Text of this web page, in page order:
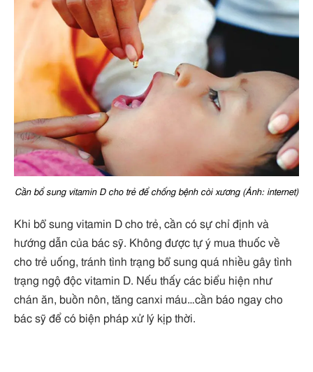
Cần bổ sung vitamin D cho trẻ để chống bệnh còi xương (Ảnh: internet)
Khi bổ sung vitamin D cho trẻ, cần có sự chỉ định và
hướng dẫn của bác sỹ. Không được tự ý mua thuốc về
cho trẻ uống, tránh tình trạng bổ sung quá nhiều gây tình
trạng ngộ độc vitamin D. Nếu thấy các biểu hiện như
chán ăn, buồn nôn, tăng canxi máu…cần báo ngay cho
bác sỹ để có biện pháp xử lý kịp thời.